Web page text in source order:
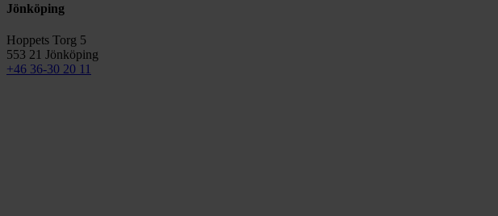
Jönköping
Hoppets Torg 5
553 21 Jönköping
+46 36-30 20 11